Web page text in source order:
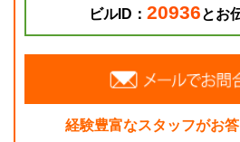
ビルID： 20936とお
経験豊富なスタッフがお答